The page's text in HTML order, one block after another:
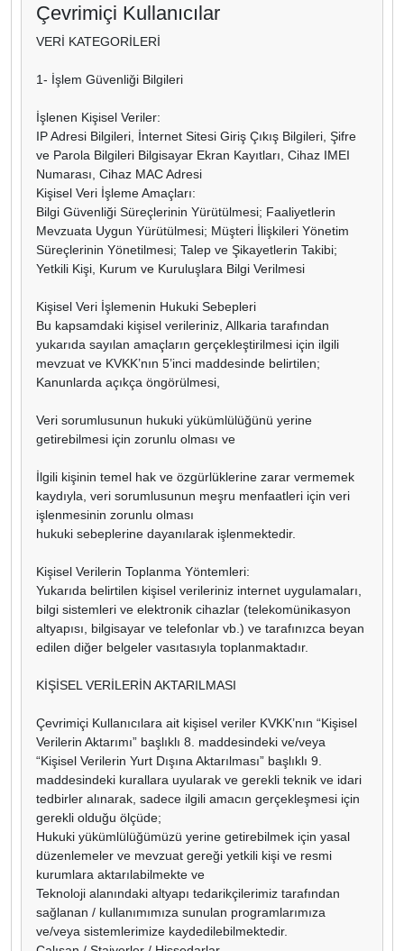
Çevrimiçi Kullanıcılar
VERİ KATEGORİLERİ
1- İşlem Güvenliği Bilgileri
İşlenen Kişisel Veriler:
IP Adresi Bilgileri, İnternet Sitesi Giriş Çıkış Bilgileri, Şifre
ve Parola Bilgileri Bilgisayar Ekran Kayıtları, Cihaz IMEI
Numarası, Cihaz MAC Adresi
Kişisel Veri İşleme Amaçları:
Bilgi Güvenliği Süreçlerinin Yürütülmesi; Faaliyetlerin
Mevzuata Uygun Yürütülmesi; Müşteri İlişkileri Yönetim
Süreçlerinin Yönetilmesi; Talep ve Şikayetlerin Takibi;
Yetkili Kişi, Kurum ve Kuruluşlara Bilgi Verilmesi
Kişisel Veri İşlemenin Hukuki Sebepleri
Bu kapsamdaki kişisel verileriniz, Allkaria tarafından
yukarıda sayılan amaçların gerçekleştirilmesi için ilgili
mevzuat ve KVKK’nın 5’inci maddesinde belirtilen;
Kanunlarda açıkça öngörülmesi,
Veri sorumlusunun hukuki yükümlülüğünü yerine
getirebilmesi için zorunlu olması ve
İlgili kişinin temel hak ve özgürlüklerine zarar vermemek
kaydıyla, veri sorumlusunun meşru menfaatleri için veri
işlenmesinin zorunlu olması
hukuki sebeplerine dayanılarak işlenmektedir.
Kişisel Verilerin Toplanma Yöntemleri:
Yukarıda belirtilen kişisel verileriniz internet uygulamaları,
bilgi sistemleri ve elektronik cihazlar (telekomünikasyon
altyapısı, bilgisayar ve telefonlar vb.) ve tarafınızca beyan
edilen diğer belgeler vasıtasıyla toplanmaktadır.
KİŞİSEL VERİLERİN AKTARILMASI
Çevrimiçi Kullanıcılara ait kişisel veriler KVKK’nın “Kişisel
Verilerin Aktarımı” başlıklı 8. maddesindeki ve/veya
“Kişisel Verilerin Yurt Dışına Aktarılması” başlıklı 9.
maddesindeki kurallara uyularak ve gerekli teknik ve idari
tedbirler alınarak, sadece ilgili amacın gerçekleşmesi için
gerekli olduğu ölçüde;
Hukuki yükümlülüğümüzü yerine getirebilmek için yasal
düzenlemeler ve mevzuat gereği yetkili kişi ve resmi
kurumlara aktarılabilmekte ve
Teknoloji alanındaki altyapı tedarikçilerimiz tarafından
sağlanan / kullanımımıza sunulan programlarımıza
ve/veya sistemlerimize kaydedilebilmektedir.